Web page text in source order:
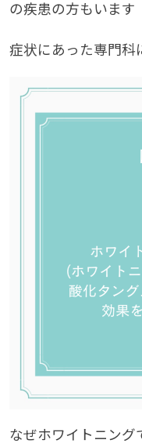
の疾患の方もいます
症状にあった専門科
なぜホワイトニング